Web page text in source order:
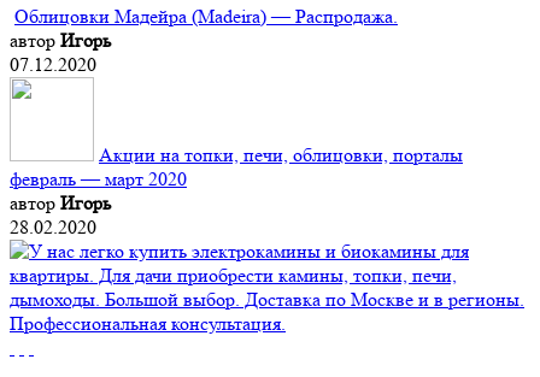
Облицовки Мадейра (Мadeira) — Распродажа.
автор Игорь
07.12.2020
Акции на топки, печи, облицовки, порталы
февраль — март 2020
автор Игорь
28.02.2020